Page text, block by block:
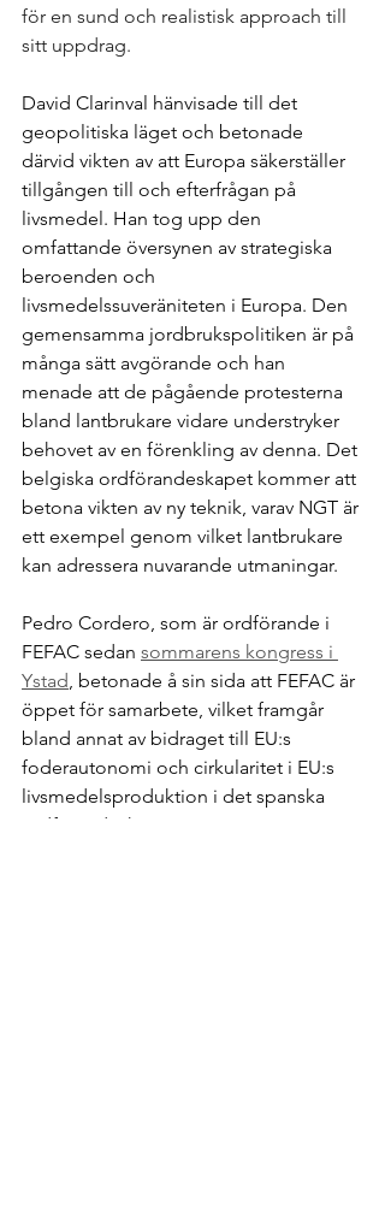
för en sund och realistisk approach till
sitt uppdrag.
David Clarinval hänvisade till det
geopolitiska läget och betonade
därvid vikten av att Europa säkerställer
tillgången till och efterfrågan på
livsmedel. Han tog upp den
omfattande översynen av strategiska
beroenden och
livsmedelssuveräniteten i Europa. Den
gemensamma jordbrukspolitiken är på
många sätt avgörande och han
menade att de pågående protesterna
bland lantbrukare vidare understryker
behovet av en förenkling av denna. Det
belgiska ordförandeskapet kommer att
betona vikten av ny teknik, varav NGT är
ett exempel genom vilket lantbrukare
kan adressera nuvarande utmaningar.
Pedro Cordero, som är ordförande i
FEFAC sedan sommarens kongress i
Ystad, betonade å sin sida att FEFAC är
öppet för samarbete, vilket framgår
bland annat av bidraget till EU:s
foderautonomi och cirkularitet i EU:s
livsmedelsproduktion i det spanska
ordförandeskapets  OSA-rapport om